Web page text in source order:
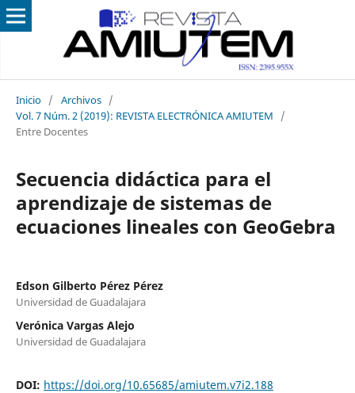
Inicio / Archivos /
Vol. 7 Núm. 2 (2019): REVISTA ELECTRÓNICA AMIUTEM
/
Entre Docentes
Secuencia didáctica para el
aprendizaje de sistemas de
ecuaciones lineales con GeoGebra
Edson Gilberto Pérez Pérez
Universidad de Guadalajara
Verónica Vargas Alejo
Universidad de Guadalajara
DOI: https://doi.org/10.65685/amiutem.v7i2.188